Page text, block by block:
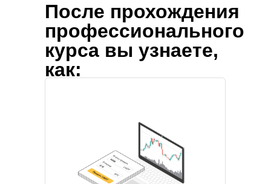
После прохождения
профессионального
курса вы узнаете,
как: